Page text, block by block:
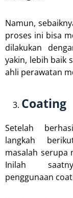
Namun,
proses ini bisa
dilakukan
yakin, lebih baik
ahli perawatan
Coating
Setelah
langkah
masalah serupa
Inilah
penggunaan